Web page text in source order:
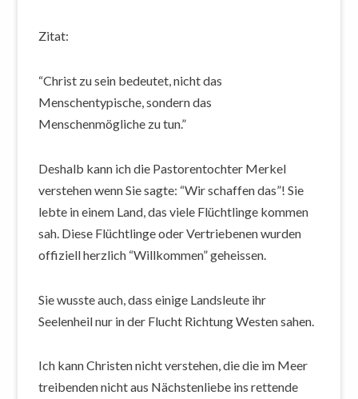
Zitat:
“Christ zu sein bedeutet, nicht das
Menschentypische, sondern das
Menschenmögliche zu tun.”
Deshalb kann ich die Pastorentochter Merkel
verstehen wenn Sie sagte: “Wir schaffen das”! Sie
lebte in einem Land, das viele Flüchtlinge kommen
sah. Diese Flüchtlinge oder Vertriebenen wurden
offiziell herzlich “Willkommen” geheissen.
Sie wusste auch, dass einige Landsleute ihr
Seelenheil nur in der Flucht Richtung Westen sahen.
Ich kann Christen nicht verstehen, die die im Meer
treibenden nicht aus Nächstenliebe ins rettende